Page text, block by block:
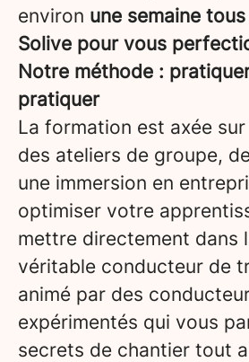
environ une semaine
Solive pour vous
Notre méthode :
pratiquer
La formation est axée
des ateliers de groupe,
une immersion en
optimiser votre
mettre directement dans
véritable conducteur de
animé par des
expérimentés qui vous
secrets de chantier tout